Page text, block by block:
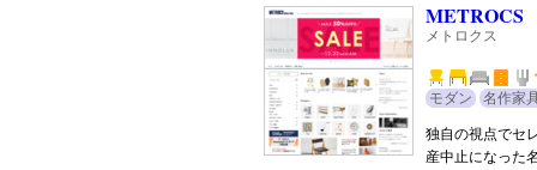
METROCS
メトロクス
モダン 名作家
独自の視点でセ
産中止になった